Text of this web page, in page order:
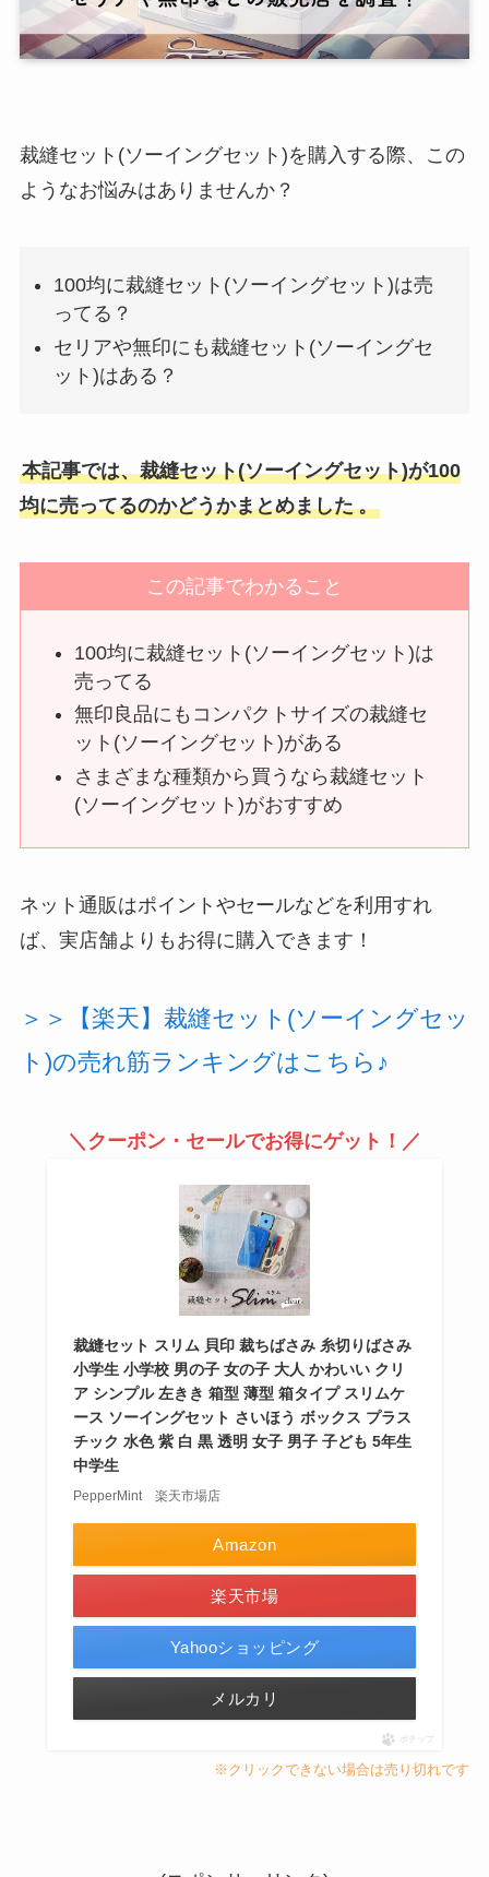
裁縫セット(ソーイングセット)を購入する際、この
ようなお悩みはありませんか？
100均に裁縫セット(ソーイングセット)は売
ってる？
セリアや無印にも裁縫セット(ソーイングセ
ット)はある？
本記事では、裁縫セット(ソーイングセット)が100
均に売ってるのかどうかまとめました 。
この記事でわかること
100均に裁縫セット(ソーイングセット)は
売ってる
無印良品にもコンパクトサイズの裁縫セ
ット(ソーイングセット)がある
さまざまな種類から買うなら裁縫セット
(ソーイングセット)がおすすめ
ネット通販はポイントやセールなどを利用すれ
ば、実店舗よりもお得に購入できます！
＞＞【楽天】裁縫セット(ソーイングセッ
ト)の売れ筋ランキングはこちら♪
＼クーポン・セールでお得にゲット！／
裁縫セット スリム 貝印 裁ちばさみ 糸切りばさみ
小学生 小学校 男の子 女の子 大人 かわいい クリ
ア シンプル 左きき 箱型 薄型 箱タイプ スリムケ
ース ソーイングセット さいほう ボックス プラス
チック 水色 紫 白 黒 透明 女子 男子 子ども 5年生
中学生
PepperMint 楽天市場店
Amazon
楽天市場
Yahooショッピング
メルカリ
ポチップ
※クリックできない場合は売り切れです